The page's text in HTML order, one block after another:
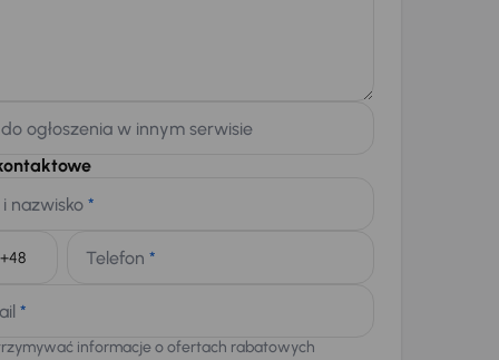
ogłoszenia w innym serwisie
nazwisko *
Telefon *
*
informacje o ofertach rabatowych